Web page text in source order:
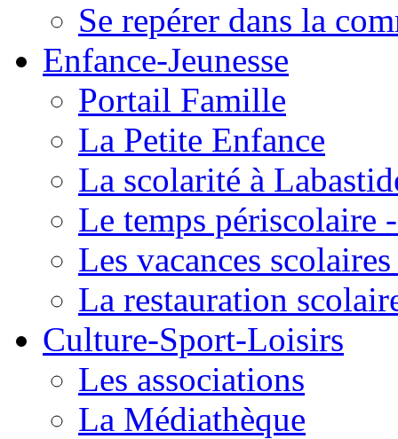
Se repérer dans la
Enfance-Jeunesse
Portail Famille
La Petite Enfance
La scolarité à
Le temps périscolaire
Les vacances
La restauration
Culture-Sport-Loisirs
Les associations
La Médiathèque